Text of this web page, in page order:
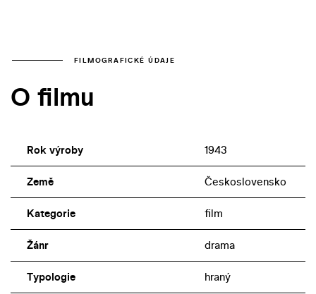
FILMOGRAFICKÉ ÚDAJE
O filmu
Rok výroby 1943
Země Československo
Kategorie film
Žánr drama
Typologie hraný